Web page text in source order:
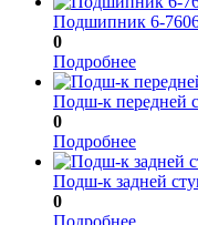
Подшипник 6-
0
Подробнее
Подш-к передней
0
Подробнее
Подш-к задней
0
Подробнее